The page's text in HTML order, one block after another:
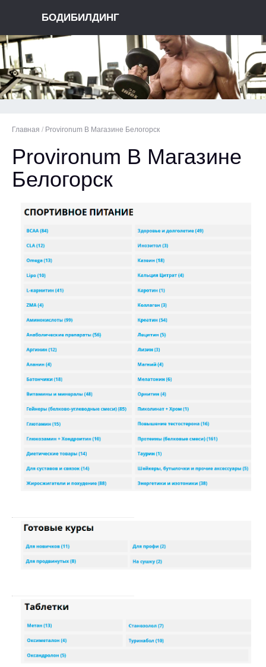
БОДИБИЛДИНГ
Главная / Provironum В Магазине Белогорск
Provironum В Магазине
Белогорск